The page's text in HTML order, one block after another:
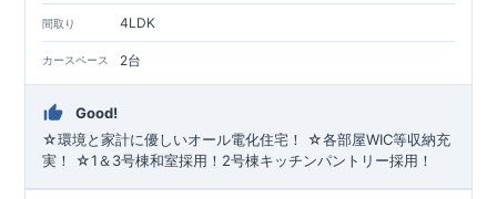
間取り 4LDK
カースペース 2台
Good!
☆環境と家計に優しいオール電化住宅！ ☆各部屋WIC等収納充
実！ ☆1＆3号棟和室採用！2号棟キッチンパントリー採用！